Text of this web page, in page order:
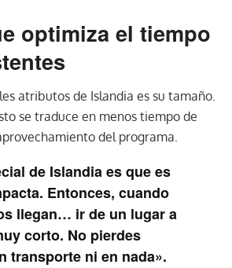
optimiza el tiempo
atributos de Islandia es su tamaño.
se traduce en menos tiempo de
del programa.
de Islandia es que es
Entonces, cuando
llegan… ir de un lugar a
corto. No pierdes
transporte ni en nada».